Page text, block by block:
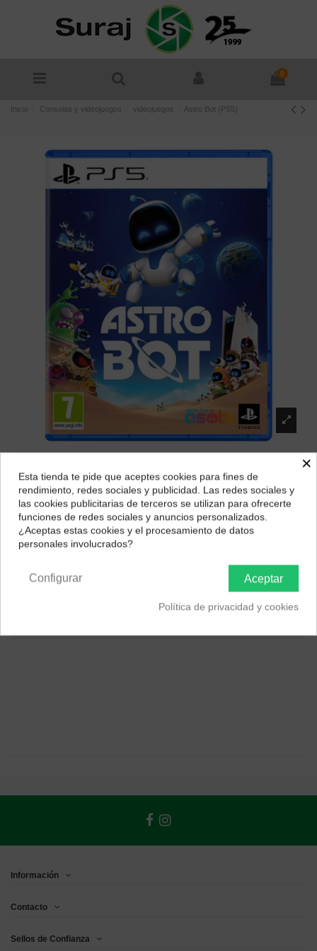
0
Inicio Consolas y videojuegos videojuegos Astro Bot (PS5)
Astro Bot (PS5)
61,01 €
Información
Contacto
Sellos de Confianza
¿Dónde deseas recibir tu pedido?
Selecciona tu ubicación para mostrarte los precios e
impuestos correctos para tu región.
×
Esta tienda te pide que aceptes cookies para fines de
rendimiento, redes sociales y publicidad. Las redes sociales y
las cookies publicitarias de terceros se utilizan para ofrecerte
funciones de redes sociales y anuncios personalizados.
¿Aceptas estas cookies y el procesamiento de datos
personales involucrados?
Aceptar
Configurar
Política de privacidad y cookies